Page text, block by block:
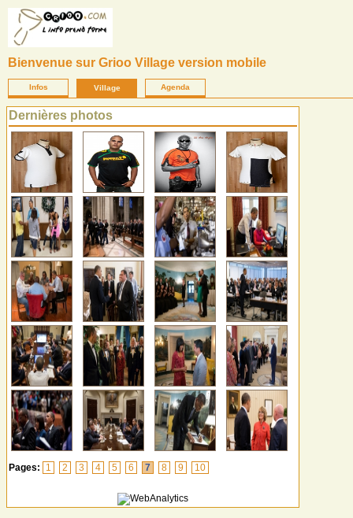
Bienvenue sur Grioo Village version mobile
Infos Village Agenda
Dernières photos
Pages: 1 2 3 4 5 6 7 8 9 10